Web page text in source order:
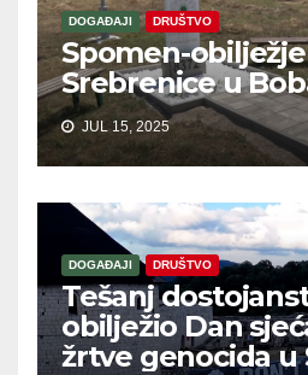
DOGAĐAJI DRUŠTVO
Spomen-
Srebrenice u
JUL 15, 2025
DOGAĐAJI DRUŠTVO
Tešanj
obilježio Dan
žrtve genocida u